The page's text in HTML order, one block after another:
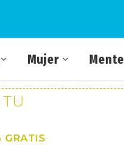
Mujer Mente
GRATIS